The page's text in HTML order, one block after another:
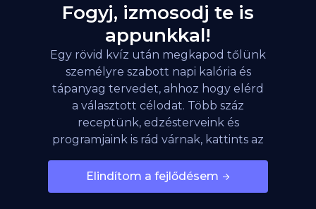
Fogyj, izmosodj te is
appunkkal!
Egy rövid kvíz után megkapod tőlünk
személyre szabott napi kalória és
tápanyag tervedet, ahhoz hogy elérd
a választott célodat. Több száz
receptünk, edzésterveink és
programjaink is rád várnak, kattints az
Elindítom a fejlődésem